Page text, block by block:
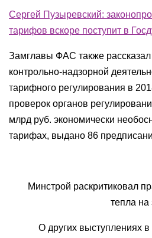
Сергей Пузыревский:
тарифов вскоре поступит в
Замглавы ФАС также рассказал
контрольно-надзорной
тарифного регулирования в
проверок органов
млрд руб. экономически
тарифах, выдано 86
Минстрой раскритиковал
тепла на
О других выступлениях